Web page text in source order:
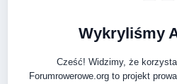
Wykryliśmy
Cześć! Widzimy, że
Forumrowerowe.org to projekt